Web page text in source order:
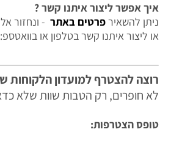
איך אפשר ליצור איתנו קשר ?
ניתן להשאירפרטים באתר - ונחזור
או ליצור איתנו קשר בטלפון או בוואטספ:
רוצה להצטרף למועדון הלקוחות
לא חופרים, רק הטבות שוות שלא
טופס הצטרפות: